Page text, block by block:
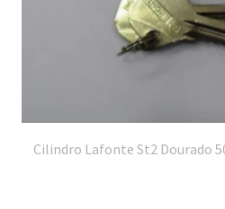
Cilindro Lafonte St2 Dourado